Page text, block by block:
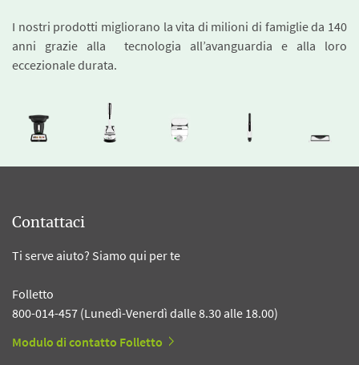
I nostri prodotti migliorano la vita di milioni di famiglie da 140
anni grazie alla tecnologia all’avanguardia e alla loro
eccezionale durata.
Contattaci
Ti serve aiuto? Siamo qui per te
Folletto
800-014-457 (Lunedì-Venerdì dalle 8.30 alle 18.00)
Modulo di contatto Folletto